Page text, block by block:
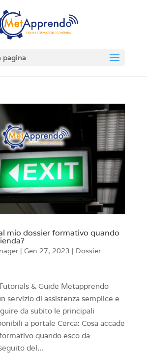
pagina
mio dossier formativo quando
| Gen 27, 2023 | Dossier
& Guide Metapprendo
servizio di assistenza semplice e
da subito le principali
a portale Cerca: Cosa accade
quando esco da
del...